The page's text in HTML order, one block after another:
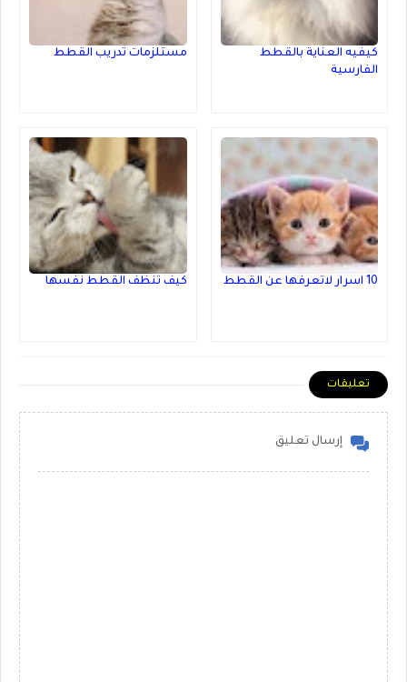
كيفيه العناية بالقطط
الفارسية
مستلزمات تدريب القطط
10 اسرار لاتعرفها عن القطط كيف تنظف القطط نفسها
تعليقات
إرسال تعليق